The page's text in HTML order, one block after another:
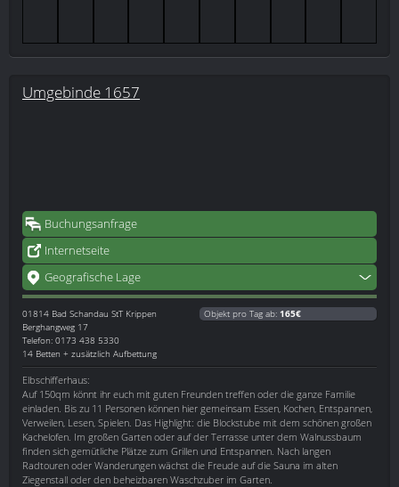
Umgebinde 1657
Buchungsanfrage
Internetseite
Geografische Lage
01814 Bad Schandau StT Krippen
Berghangweg 17
Telefon: 0173 438 5330
14 Betten + zusätzlich Aufbettung
Objekt pro Tag ab: 165€
Elbschifferhaus:
Auf 150qm könnt ihr euch mit guten Freunden treffen oder die ganze Familie
einladen. Bis zu 11 Personen können hier gemeinsam Essen, Kochen, Entspannen,
Verweilen, Lesen, Spielen. Das Highlight: die Blockstube mit dem schönen großen
Kachelofen. Im großen Garten oder auf der Terrasse unter dem Walnussbaum
finden sich gemütliche Plätze zum Grillen und Entspannen. Nach langen
Radtouren oder Wanderungen wächst die Freude auf die Sauna im alten
Ziegenstall oder den beheizbaren Waschzuber im Garten.